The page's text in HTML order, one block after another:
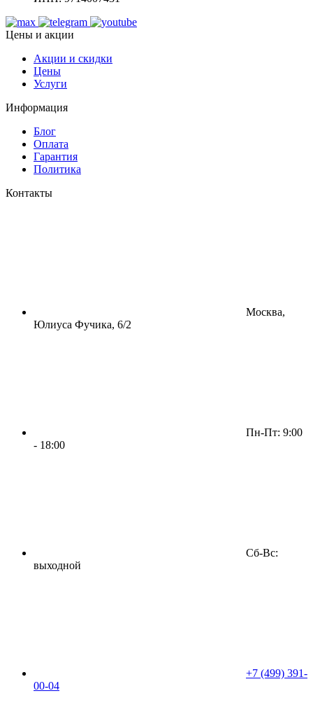
Цены и акции
Акции и скидки
Цены
Услуги
Информация
Блог
Оплата
Гарантия
Политика
Контакты
Москва,
Юлиуса Фучика, 6/2
Пн-Пт: 9:00
- 18:00
Сб-Вс:
выходной
+7 (499) 391-
00-04